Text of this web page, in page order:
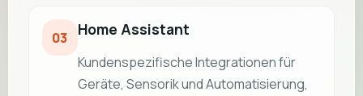
03 Home Assistant
Kundenspezifische Integrationen für
Geräte, Sensorik und Automatisierung,